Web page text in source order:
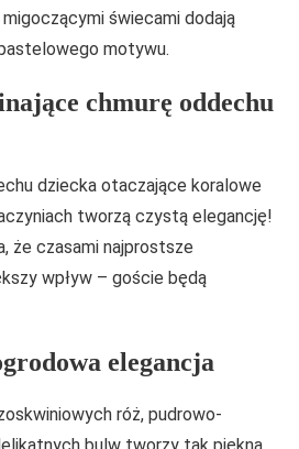
świecami dodają
motywu.
chmurę oddechu
dziecka otaczające koralowe
tworzą czystą elegancję!
że czasami najprostsze
wpływ – goście będą
elegancja
róż, pudrowo-